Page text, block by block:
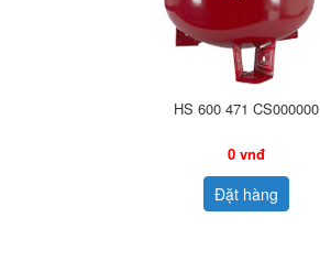
HS 600 471 CS000000
0 vnđ
Đặt hàng